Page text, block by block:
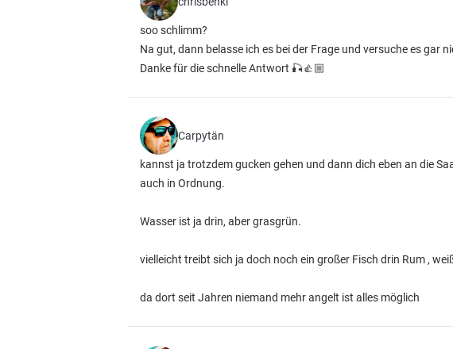
soo schlimm?
Na gut, dann belasse ich es bei der Frage und versuche es gar
Danke für die schnelle Antwort 🎣👍🏼
Carpytän
kannst ja trotzdem gucken gehen und dann dich eben an die
auch in Ordnung.
Wasser ist ja drin, aber grasgrün.
vielleicht treibt sich ja doch noch ein großer Fisch drin Rum ,
da dort seit Jahren niemand mehr angelt ist alles möglich